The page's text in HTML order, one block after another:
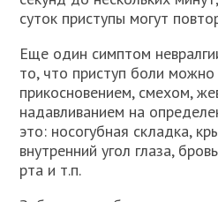
суток приступы могут
Еще один симптом
то, что приступ боли можно
прикосновением, смехом,
надавливанием на
это: носогубная складка,
внутренний угол глаза,
рта и т.п.